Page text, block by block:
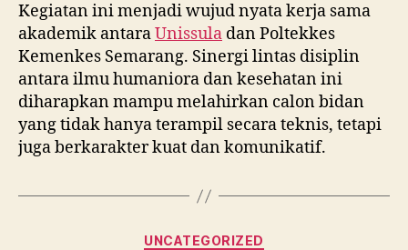
Kegiatan ini menjadi wujud nyata kerja sama
akademik antaraUnissula dan Poltekkes
Kemenkes Semarang. Sinergi lintas disiplin
antara ilmu humaniora dan kesehatan ini
diharapkan mampu melahirkan calon bidan
yang tidak hanya terampil secara teknis, tetapi
juga berkarakter kuat dan komunikatif.
Categories
UNCATEGORIZED